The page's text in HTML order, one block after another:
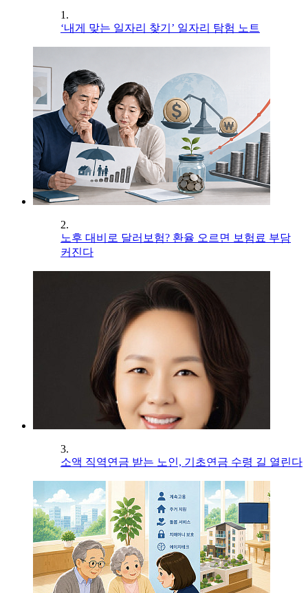
1.
‘내게 맞는 일자리 찾기’ 일자리 탐험 노트
2.
노후 대비로 달러보험? 환율 오르면 보험료 부담
커진다
3.
소액 직역연금 받는 노인, 기초연금 수령 길 열린다